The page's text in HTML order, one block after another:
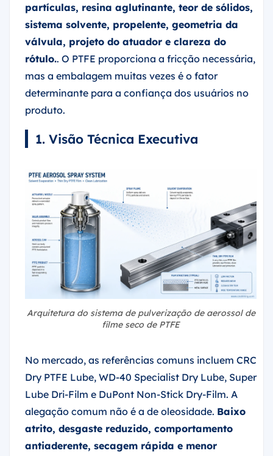
partículas, resina aglutinante, teor de sólidos,
sistema solvente, propelente, geometria da
válvula, projeto do atuador e clareza do
rótulo.. O PTFE proporciona a fricção necessária,
mas a embalagem muitas vezes é o fator
determinante para a confiança dos usuários no
produto.
1. Visão Técnica Executiva
Arquitetura do sistema de pulverização de aerossol de
filme seco de PTFE
No mercado, as referências comuns incluem CRC
Dry PTFE Lube, WD-40 Specialist Dry Lube, Super
Lube Dri-Film e DuPont Non-Stick Dry-Film. A
alegação comum não é a de oleosidade. Baixo
atrito, desgaste reduzido, comportamento
antiaderente, secagem rápida e menor